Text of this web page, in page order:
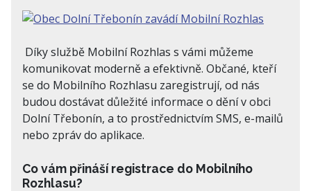
Díky službě Mobilní Rozhlas s vámi můžeme
komunikovat moderně a efektivně. Občané, kteří
se do Mobilního Rozhlasu zaregistrují, od nás
budou dostávat důležité informace o dění v obci
Dolní Třebonín, a to prostřednictvím SMS, e-mailů
nebo zpráv do aplikace.
Co vám přináší registrace do Mobilního
Rozhlasu?